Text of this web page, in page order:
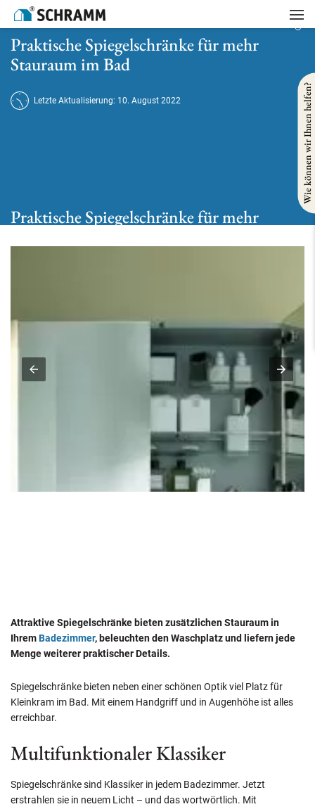
Startseite
Praktische Spiegelschränke für mehr Stauraum im Bad
Praktische Spiegelschränke für mehr
Stauraum im Bad
Letzte Aktualisierung: 10. August 2022
Praktische Spiegelschränke für mehr
Attraktive Spiegelschränke bieten zusätzlichen Stauraum in
IhremBadezimmer, beleuchten den Waschplatz und liefern jede
Menge weiterer praktischer Details.
Spiegelschränke bieten neben einer schönen Optik viel Platz für
Kleinkram im Bad. Mit einem Handgriff und in Augenhöhe ist alles
erreichbar.
Multifunktionaler Klassiker
Spiegelschränke sind Klassiker in jedem Badezimmer. Jetzt
erstrahlen sie in neuem Licht – und das wortwörtlich. Mit
Wie können wir Ihnen helfen?